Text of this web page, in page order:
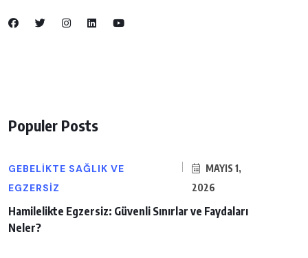
Populer Posts
GEBELIKTE SAĞLIK VE
EGZERSIZ
MAYIS 1,
2026
Hamilelikte Egzersiz: Güvenli Sınırlar ve Faydaları
Neler?